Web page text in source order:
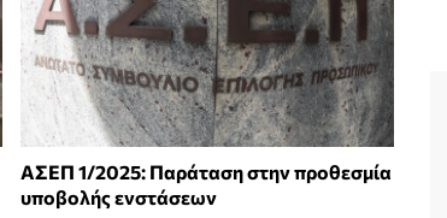
ΑΣΕΠ 1/2025: Παράταση στην προθεσμία
υποβολής ενστάσεων